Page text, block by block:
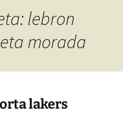
lebron
morada
lakers